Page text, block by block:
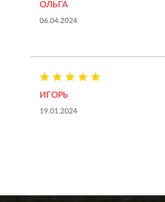
ОЛЬГА
06.04.2024
ИГОРЬ
19.01.2024